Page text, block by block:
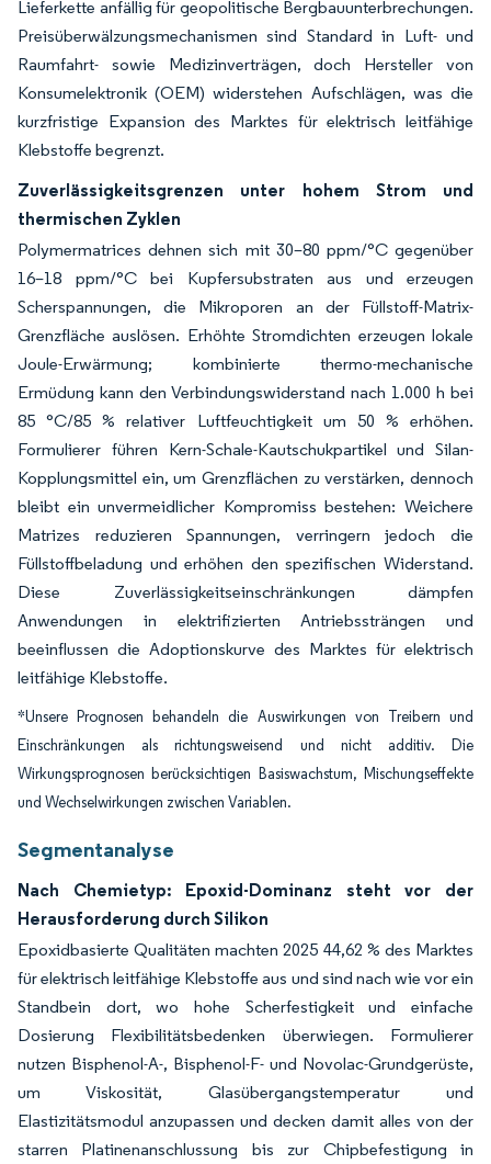
Lieferkette anfällig für geopolitische Bergbauunterbrechungen.
Preisüberwälzungsmechanismen sind Standard in Luft- und
Raumfahrt- sowie Medizinverträgen, doch Hersteller von
Konsumelektronik (OEM) widerstehen Aufschlägen, was die
kurzfristige Expansion des Marktes für elektrisch leitfähige
Klebstoffe begrenzt.
Zuverlässigkeitsgrenzen unter hohem Strom und
thermischen Zyklen
Polymermatrices dehnen sich mit 30–80 ppm/°C gegenüber
16–18 ppm/°C bei Kupfersubstraten aus und erzeugen
Scherspannungen, die Mikroporen an der Füllstoff-Matrix-
Grenzfläche auslösen. Erhöhte Stromdichten erzeugen lokale
Joule-Erwärmung; kombinierte thermo-mechanische
Ermüdung kann den Verbindungswiderstand nach 1.000 h bei
85 °C/85 % relativer Luftfeuchtigkeit um 50 % erhöhen.
Formulierer führen Kern-Schale-Kautschukpartikel und Silan-
Kopplungsmittel ein, um Grenzflächen zu verstärken, dennoch
bleibt ein unvermeidlicher Kompromiss bestehen: Weichere
Matrizes reduzieren Spannungen, verringern jedoch die
Füllstoffbeladung und erhöhen den spezifischen Widerstand.
Diese Zuverlässigkeitseinschränkungen dämpfen
Anwendungen in elektrifizierten Antriebssträngen und
beeinflussen die Adoptionskurve des Marktes für elektrisch
leitfähige Klebstoffe.
*Unsere Prognosen behandeln die Auswirkungen von Treibern und
Einschränkungen als richtungsweisend und nicht additiv. Die
Wirkungsprognosen berücksichtigen Basiswachstum, Mischungseffekte
und Wechselwirkungen zwischen Variablen.
Segmentanalyse
Nach Chemietyp: Epoxid-Dominanz steht vor der
Herausforderung durch Silikon
Epoxidbasierte Qualitäten machten 2025 44,62 % des Marktes
für elektrisch leitfähige Klebstoffe aus und sind nach wie vor ein
Standbein dort, wo hohe Scherfestigkeit und einfache
Dosierung Flexibilitätsbedenken überwiegen. Formulierer
nutzen Bisphenol-A-, Bisphenol-F- und Novolac-Grundgerüste,
um Viskosität, Glasübergangstemperatur und
Elastizitätsmodul anzupassen und decken damit alles von der
starren Platinenanschlussung bis zur Chipbefestigung in